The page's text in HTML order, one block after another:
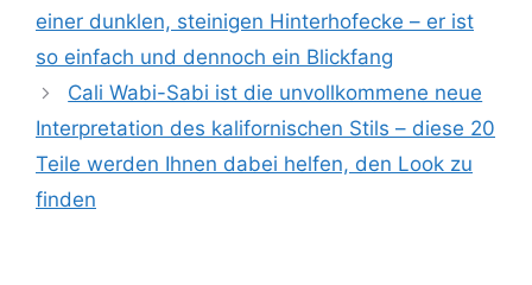
einer dunklen, steinigen Hinterhofecke – er ist
so einfach und dennoch ein Blickfang
Cali Wabi-Sabi ist die unvollkommene neue
Interpretation des kalifornischen Stils – diese 20
Teile werden Ihnen dabei helfen, den Look zu
finden